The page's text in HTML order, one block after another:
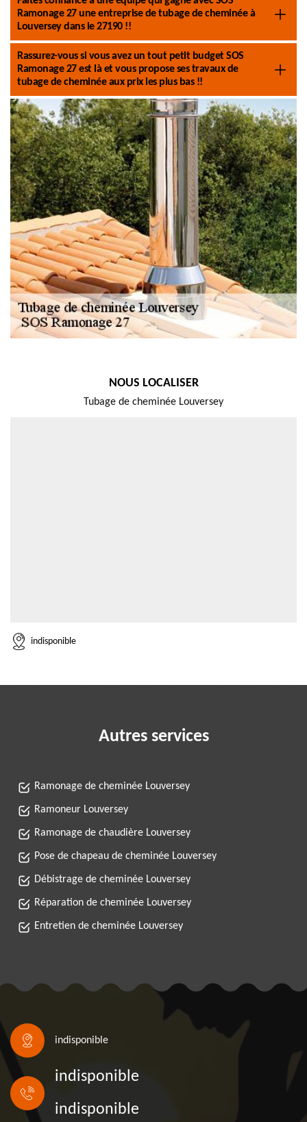
Ramonage 27 une entreprise de tubage de cheminée à
Louversey dans le 27190 !!
Rassurez-vous si vous avez un tout petit budget SOS
Ramonage 27 est là et vous propose ses travaux de
tubage de cheminée aux prix les plus bas !!
NOUS LOCALISER
Tubage de cheminée Louversey
indisponible
Autres services
Ramonage de cheminée Louversey
Ramoneur Louversey
Ramonage de chaudière Louversey
Pose de chapeau de cheminée Louversey
Débistrage de cheminée Louversey
Réparation de cheminée Louversey
Entretien de cheminée Louversey
indisponible
indisponible
indisponible